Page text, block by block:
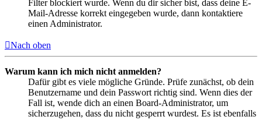
Filter blockiert wurde. Wenn du dir sicher bist, dass deine E-
Mail-Adresse korrekt eingegeben wurde, dann kontaktiere
einen Administrator.
Nach oben
Warum kann ich mich nicht anmelden?
Dafür gibt es viele mögliche Gründe. Prüfe zunächst, ob dein
Benutzername und dein Passwort richtig sind. Wenn dies der
Fall ist, wende dich an einen Board-Administrator, um
sicherzugehen, dass du nicht gesperrt wurdest. Es ist ebenfalls